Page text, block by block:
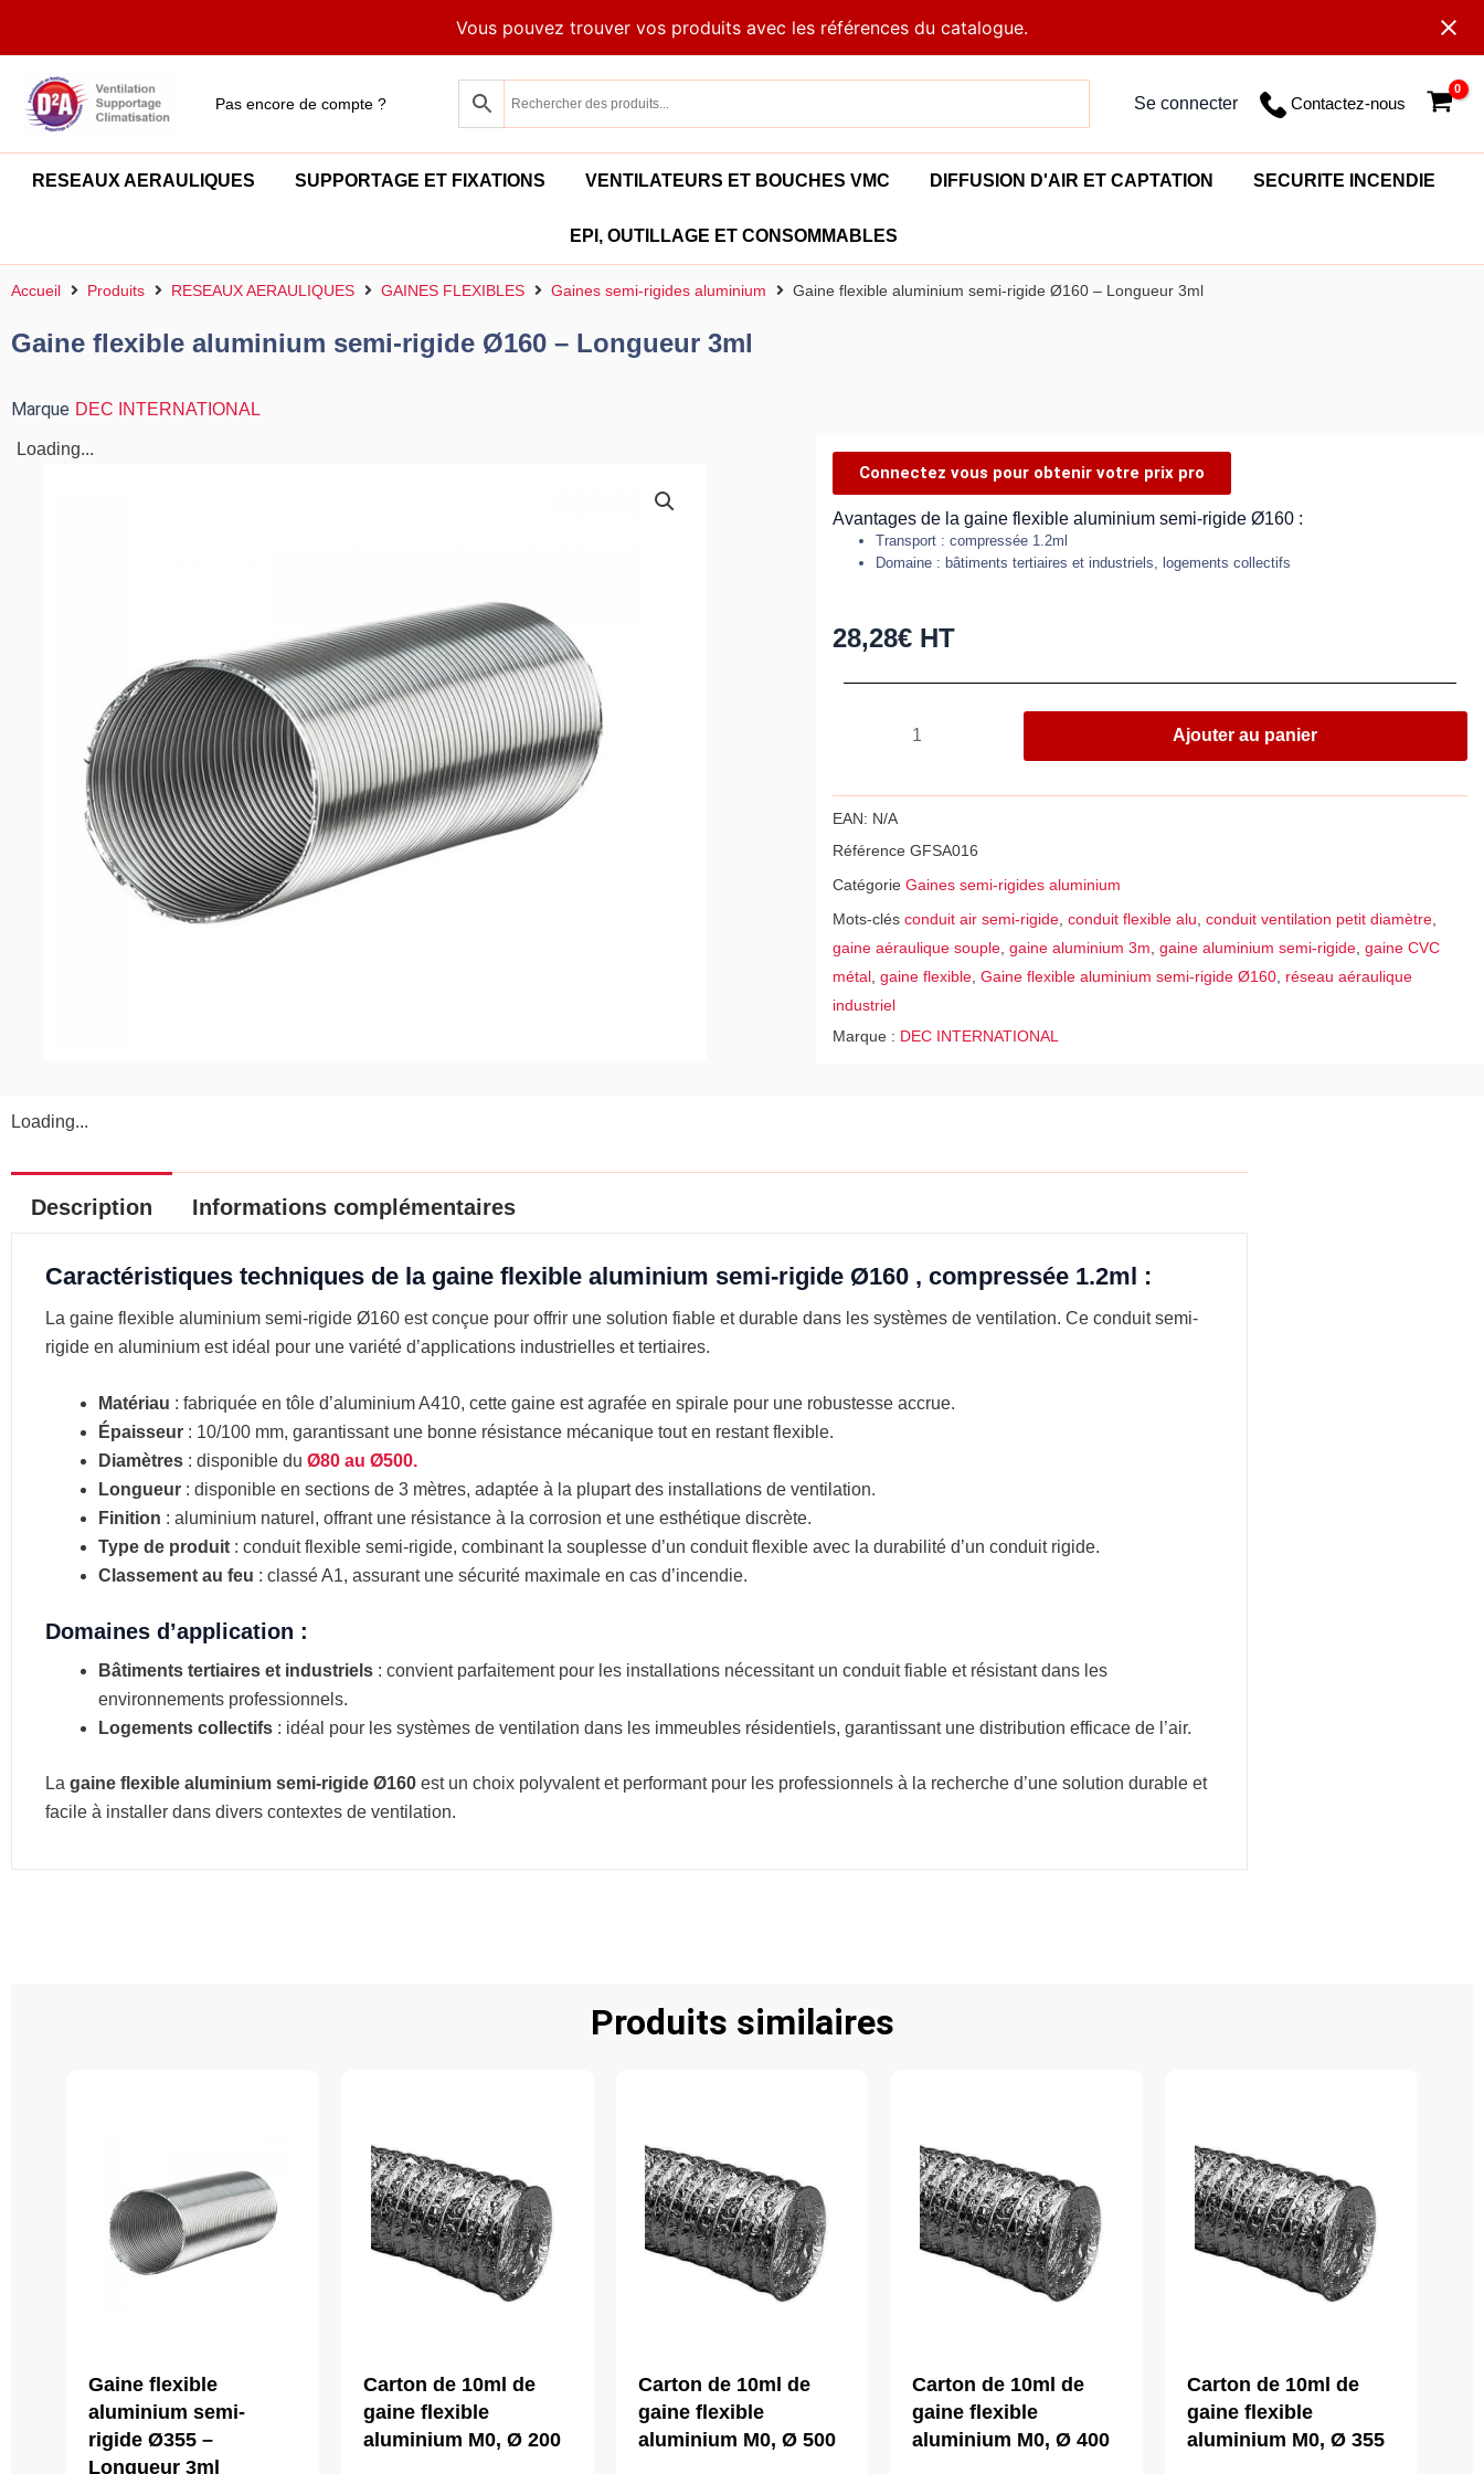
Vous pouvez trouver vos produits avec les références du catalogue.
Pas encore de compte ? Se connecter Contactez-nous
RESEAUX AERAULIQUES SUPPORTAGE ET FIXATIONS VENTILATEURS ET BOUCHES VMC DIFFUSION D'AIR ET CAPTATION SECURITE INCENDIE
EPI, OUTILLAGE ET CONSOMMABLES
Accueil Produits RESEAUX AERAULIQUES GAINES FLEXIBLES Gaines semi-rigides aluminium Gaine flexible aluminium semi-rigide Ø160 – Longueur 3ml
Gaine flexible aluminium semi-rigide Ø160 – Longueur 3ml
Marque DEC INTERNATIONAL
Loading...
Connectez vous pour obtenir votre prix pro
Avantages de la gaine flexible aluminium semi-rigide Ø160 :
Transport : compressée 1.2ml
Domaine : bâtiments tertiaires et industriels, logements collectifs
28,28€ HT
flexible
rigide
Ø160
-
Longueur
3ml
Ajouter au panier
EAN: N/A
RéférenceGFSA016
Catégorie Gaines semi-rigides aluminium
Mots-clés conduit air semi‑rigide ,conduit flexible alu ,conduit ventilation petit diamètre
gaine aéraulique souple ,gaine aluminium 3m ,gaine aluminium semi‑rigide ,gaine CVC
métal ,gaine flexible ,Gaine flexible aluminium semi-rigide Ø160 réseau aéraulique
industriel
Marque : DEC INTERNATIONAL
Loading...
Description Informations complémentaires
Caractéristiques techniques de la gaine flexible aluminium semi-rigide Ø160 , compressée 1.2ml :
La gaine flexible aluminium semi-rigide Ø160 est conçue pour offrir une solution fiable et durable dans les systèmes de ventilation. Ce conduit semi-
rigide en aluminium est idéal pour une variété d’applications industrielles et tertiaires.
Matériau : fabriquée en tôle d’aluminium A410, cette gaine est agrafée en spirale pour une robustesse accrue.
Épaisseur : 10/100 mm, garantissant une bonne résistance mécanique tout en restant flexible.
Diamètres : disponible du Ø80 au Ø500.
Longueur : disponible en sections de 3 mètres, adaptée à la plupart des installations de ventilation.
Finition : aluminium naturel, offrant une résistance à la corrosion et une esthétique discrète.
Type de produit : conduit flexible semi-rigide, combinant la souplesse d’un conduit flexible avec la durabilité d’un conduit rigide.
Classement au feu : classé A1, assurant une sécurité maximale en cas d’incendie.
Domaines d’application :
Bâtiments tertiaires et industriels : convient parfaitement pour les installations nécessitant un conduit fiable et résistant dans les
environnements professionnels.
Logements collectifs : idéal pour les systèmes de ventilation dans les immeubles résidentiels, garantissant une distribution efficace de l’air.
La gaine flexible aluminium semi-rigide Ø160 est un choix polyvalent et performant pour les professionnels à la recherche d’une solution durable et
facile à installer dans divers contextes de ventilation.
Produits similaires
Gaine flexible
aluminium semi-
rigide Ø355 –
Longueur 3ml
Carton de 10ml de
gaine flexible
aluminium M0, Ø 200
Carton de 10ml de
gaine flexible
aluminium M0, Ø 500
Carton de 10ml de
gaine flexible
aluminium M0, Ø 400
Carton de 10ml de
gaine flexible
aluminium M0, Ø 355